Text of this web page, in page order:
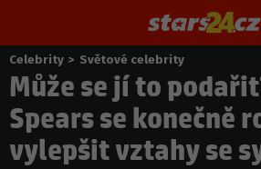
Nacházíte
se
zde:
Celebrity > Světové celebrity
Může se jí to
Spears se konečně
vylepšit vztahy se